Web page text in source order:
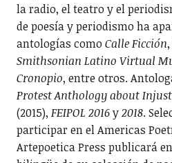
la radio, el teatro y el
de poesía y periodismo ha
antologías como Calle Ficción
Smithsonian Latino Virtual
Cronopio, entre otros.
Protest Anthology about
(2015), FEIPOL 2016y2018.
participar en el Americas
Artepoetica Press publicará